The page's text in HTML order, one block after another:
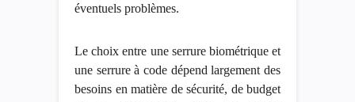
éventuels problèmes.
Le choix entre une serrure biométrique et
une serrure à code dépend largement des
besoins en matière de sécurité, de budget